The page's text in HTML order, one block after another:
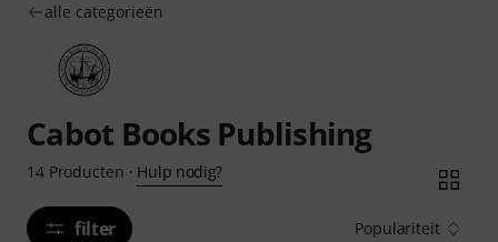
alle categorieën
Cabot Books Publishing
14 Producten · Hulp nodig?
filter Populariteit